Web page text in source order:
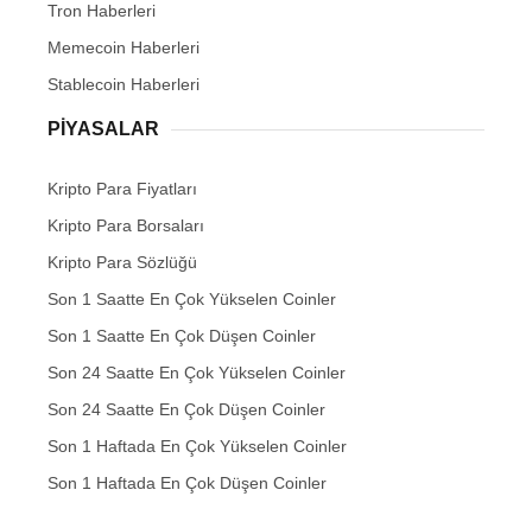
Tron Haberleri
Memecoin Haberleri
Stablecoin Haberleri
PIYASALAR
Kripto Para Fiyatları
Kripto Para Borsaları
Kripto Para Sözlüğü
Son 1 Saatte En Çok Yükselen Coinler
Son 1 Saatte En Çok Düşen Coinler
Son 24 Saatte En Çok Yükselen Coinler
Son 24 Saatte En Çok Düşen Coinler
Son 1 Haftada En Çok Yükselen Coinler
Son 1 Haftada En Çok Düşen Coinler